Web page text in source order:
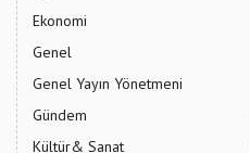
Ekonomi
Genel
Genel Yayın Yönetmeni
Gündem
Kültür& Sanat